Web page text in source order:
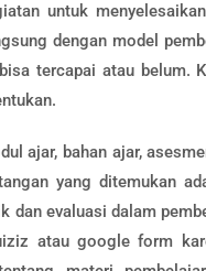
untuk
dengan model
tercapai atau belum.
ajar, bahan ajar,
yang ditemukan
evaluasi dalam
atau google form